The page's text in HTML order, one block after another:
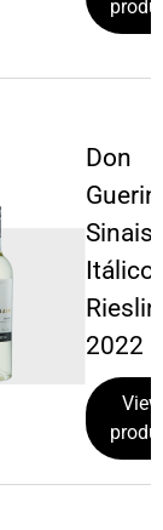
Don
Sinais
Itálico
2022
View